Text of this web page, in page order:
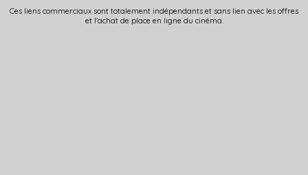
Ces liens commerciaux sont totalement indépendants et sans lien avec les offres
et l'achat de place en ligne du cinéma.